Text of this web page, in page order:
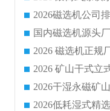
国内磁选机源头